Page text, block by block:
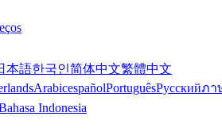
本語한국인简体中文繁體中文
ArabicespañolPortuguêsРусскийภา
Indonesia